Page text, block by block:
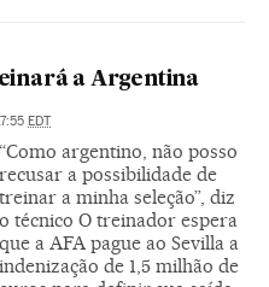
a Argentina
EDT
“Como argentino, não posso
recusar a possibilidade de
treinar a minha seleção”, diz
o técnico O treinador espera
que a AFA pague ao Sevilla a
indenização de 1,5 milhão de